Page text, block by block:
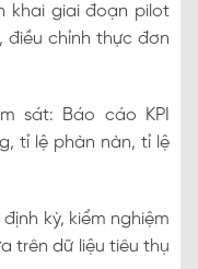
khai giai đoạn pilot
điều chỉnh thực đơn
sát: Báo cáo KPI
tỉ lệ phàn nàn, tỉ lệ
kỳ, kiểm nghiệm
trên dữ liệu tiêu thụ